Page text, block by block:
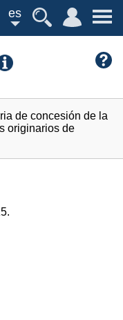
es
de concesión de la
originarios de